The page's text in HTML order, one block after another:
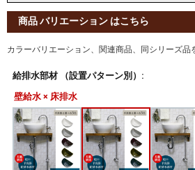
商品 バリエーション はこちら
カラーバリエーション、関連商品、同シリーズ品
給排水部材 （設置パターン別）:
壁給水 × 床排水